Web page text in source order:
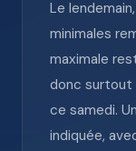
Le
minimales
maximale
donc surtout
ce samedi.
indiquée,